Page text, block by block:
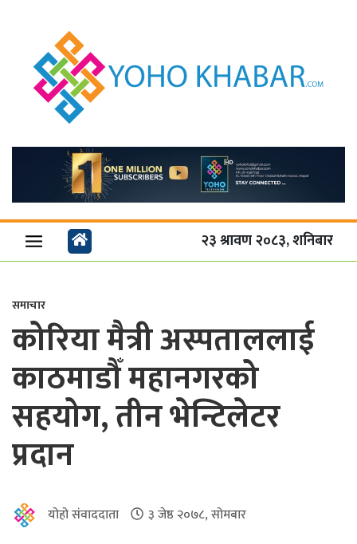
२३ श्रावण २०८३, शनिबार
समाचार
कोरिया मैत्री अस्पताललाई
काठमाडौँ महानगरको
सहयोग, तीन भेन्टिलेटर
प्रदान
योहो संवाददाता ३ जेष्ठ २०७८, सोमबार